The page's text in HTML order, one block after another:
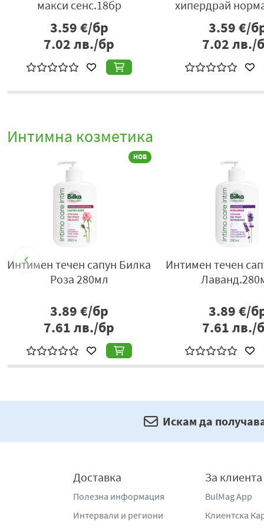
макси сенс.18бр
3.59€/бр
7.02лв./бр
хипердрай
3.59€/
7.02лв./
Интимна козметика
НОВ
Интимен течен сапун Билка
Роза 280мл
3.89€/бр
7.61лв./бр
Интимен течен
3.89€/
7.61лв./
Искам да
Доставка
Полезна информация
Интервали и региони
За клиента
BulMag App
Клиентска